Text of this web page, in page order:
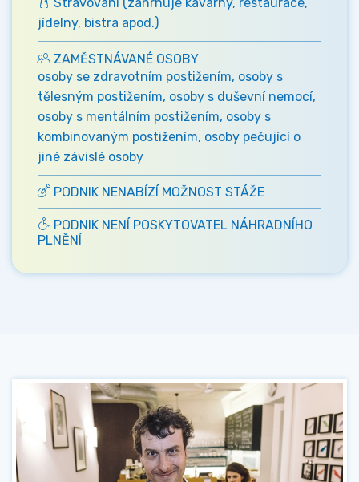
jídelny, bistra apod.)
ZAMĚSTNÁVANÉ OSOBY
osoby se zdravotním postižením, osoby s
tělesným postižením, osoby s duševní nemocí,
osoby s mentálním postižením, osoby s
kombinovaným postižením, osoby pečující o
jiné závislé osoby
PODNIK NENABÍZÍ MOŽNOST STÁŽE
PODNIK NENÍ POSKYTOVATEL NÁHRADNÍHO
PLNĚNÍ